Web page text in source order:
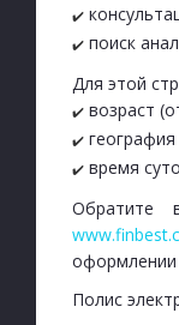
✔️
✔️ поиск
Для этой
✔️ возраст
✔️
✔️ время
Обратите
оформлении
Полис